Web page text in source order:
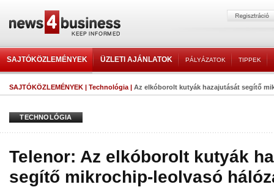
SAJTÓKÖZLEMÉNYEK ÜZLETI AJÁNLATOK PÁLYÁZATOK TIPPEK
SAJTÓKÖZLEMÉNYEK | Technológia | Az elkóborolt kutyák hazajutását segítő
TECHNOLÓGIA
Telenor: Az elkóborolt kutyák
segítő mikrochip-leolvasó